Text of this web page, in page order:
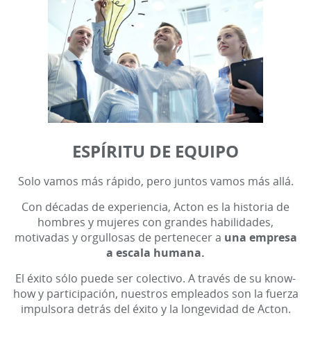
ESPÍRITU DE EQUIPO
Solo vamos más rápido, pero juntos vamos más allá.
Con décadas de experiencia, Acton es la historia de
hombres y mujeres con grandes habilidades,
motivadas y orgullosas de pertenecer a una empresa
a escala humana.
El éxito sólo puede ser colectivo. A través de su know-
how y participación, nuestros empleados son la fuerza
impulsora detrás del éxito y la longevidad de Acton.